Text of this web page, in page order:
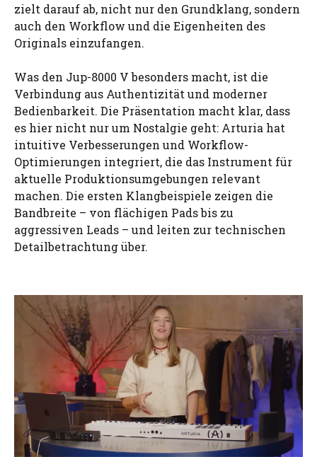
zielt darauf ab, nicht nur den Grundklang, sondern
auch den Workflow und die Eigenheiten des
Originals einzufangen.
Was den Jup-8000 V besonders macht, ist die
Verbindung aus Authentizität und moderner
Bedienbarkeit. Die Präsentation macht klar, dass
es hier nicht nur um Nostalgie geht: Arturia hat
intuitive Verbesserungen und Workflow-
Optimierungen integriert, die das Instrument für
aktuelle Produktionsumgebungen relevant
machen. Die ersten Klangbeispiele zeigen die
Bandbreite – von flächigen Pads bis zu
aggressiven Leads – und leiten zur technischen
Detailbetrachtung über.